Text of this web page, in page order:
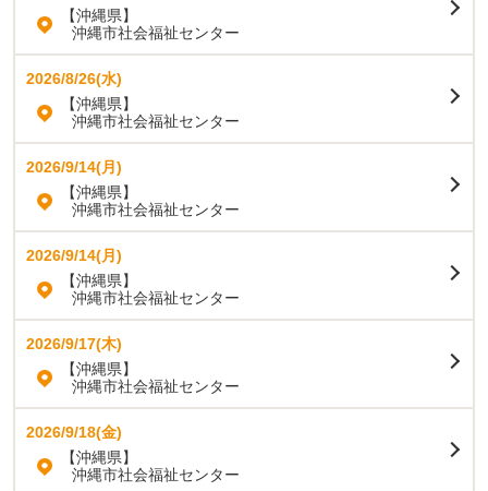
【沖縄県】
沖縄市社会福祉センター
2026/8/26(水)
【沖縄県】
沖縄市社会福祉センター
2026/9/14(月)
【沖縄県】
沖縄市社会福祉センター
2026/9/14(月)
【沖縄県】
沖縄市社会福祉センター
2026/9/17(木)
【沖縄県】
沖縄市社会福祉センター
2026/9/18(金)
【沖縄県】
沖縄市社会福祉センター